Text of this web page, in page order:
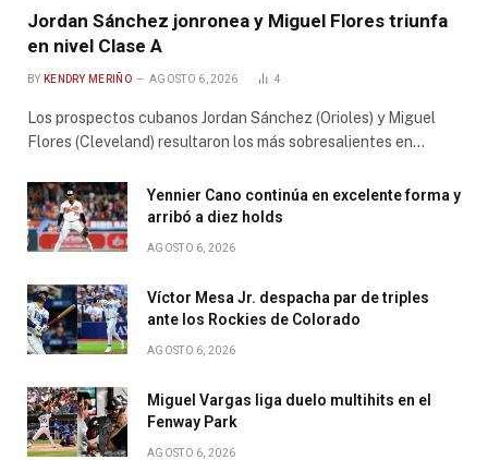
Jordan Sánchez jonronea y Miguel Flores triunfa
en nivel Clase A
BY KENDRY MERIÑO AGOSTO 6, 2026 4
Los prospectos cubanos Jordan Sánchez (Orioles) y Miguel
Flores (Cleveland) resultaron los más sobresalientes en…
Yennier Cano continúa en excelente forma y
arribó a diez holds
AGOSTO 6, 2026
Víctor Mesa Jr. despacha par de triples
ante los Rockies de Colorado
AGOSTO 6, 2026
Miguel Vargas liga duelo multihits en el
Fenway Park
AGOSTO 6, 2026